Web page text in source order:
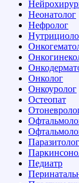
Неонатолог
Нефролог
Онколог
Онкоуролог
Остеопат
Паразитолог
Педиатр